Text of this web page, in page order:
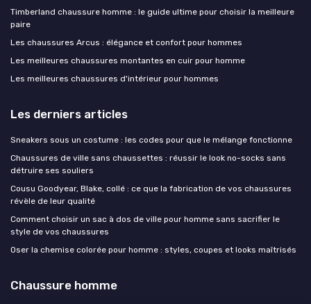
Timberland chaussure homme : le guide ultime pour choisir la meilleure
paire
Les chaussures Arcus : élégance et confort pour hommes
Les meilleures chaussures montantes en cuir pour homme
Les meilleures chaussures d'intérieur pour hommes
Les derniers articles
Sneakers sous un costume : les codes pour que le mélange fonctionne
Chaussures de ville sans chaussettes : réussir le look no-socks sans
détruire ses souliers
Cousu Goodyear, Blake, collé : ce que la fabrication de vos chaussures
révèle de leur qualité
Comment choisir un sac à dos de ville pour homme sans sacrifier le
style de vos chaussures
Oser la chemise colorée pour homme : styles, coupes et looks maîtrisés
Chaussure homme